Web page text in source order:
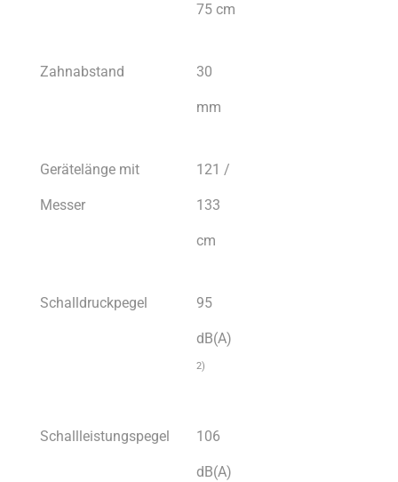
75 cm
Zahnabstand 30
mm
Gerätelänge mit
Messer
121 /
133
cm
Schalldruckpegel 95
dB(A)
2)
Schallleistungspegel 106
dB(A)